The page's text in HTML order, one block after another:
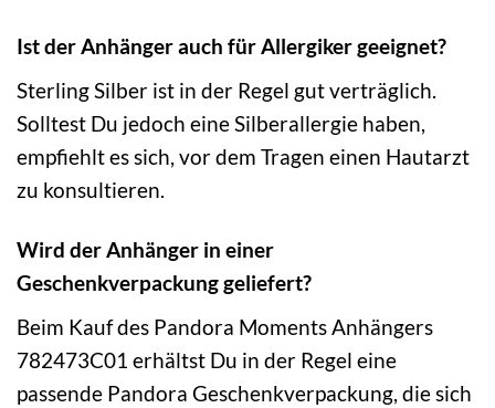
Ist der Anhänger auch für Allergiker geeignet?
Sterling Silber ist in der Regel gut verträglich.
Solltest Du jedoch eine Silberallergie haben,
empfiehlt es sich, vor dem Tragen einen Hautarzt
zu konsultieren.
Wird der Anhänger in einer
Geschenkverpackung geliefert?
Beim Kauf des Pandora Moments Anhängers
782473C01 erhältst Du in der Regel eine
passende Pandora Geschenkverpackung, die sich